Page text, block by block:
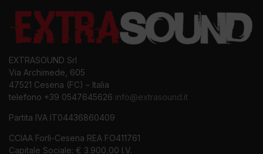
EXTRASOUND Srl
Via Archimede, 605
47521 Cesena (FC) – Italia
telefono +39 0547645626 info@extrasound.it
Partita IVA IT04436860409
CCIAA Forlì-Cesena REA FO411761
Capitale Sociale: € 3.900,00 I.V.